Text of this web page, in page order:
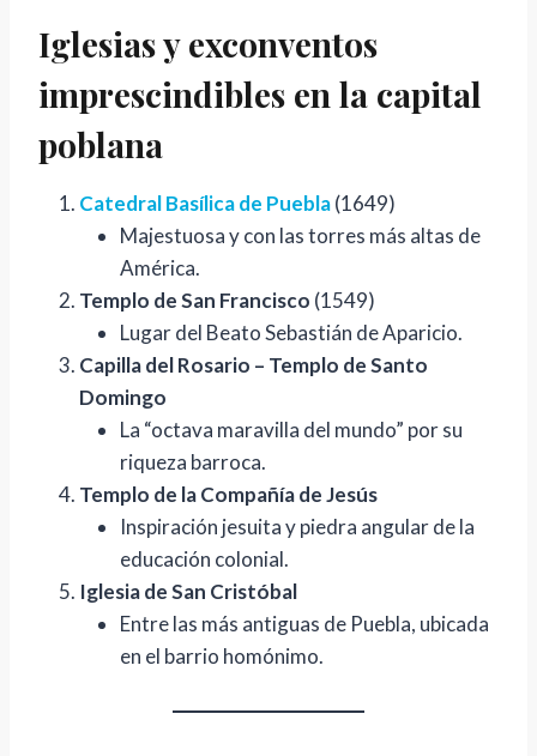
Iglesias y exconventos
imprescindibles en la capital
poblana
Catedral Basílica de Puebla(1649)
Majestuosa y con las torres más altas de
América.
Templo de San Francisco (1549)
Lugar del Beato Sebastián de Aparicio.
Capilla del Rosario – Templo de Santo
Domingo
La “octava maravilla del mundo” por su
riqueza barroca.
Templo de la Compañía de Jesús
Inspiración jesuita y piedra angular de la
educación colonial.
Iglesia de San Cristóbal
Entre las más antiguas de Puebla, ubicada
en el barrio homónimo.